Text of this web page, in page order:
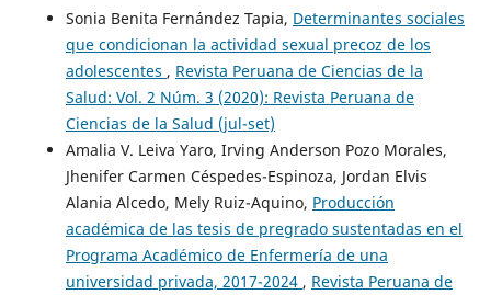
Sonia Benita Fernández Tapia, Determinantes sociales
que condicionan la actividad sexual precoz de los
adolescentes , Revista Peruana de Ciencias de la
Salud: Vol. 2 Núm. 3 (2020): Revista Peruana de
Ciencias de la Salud (jul-set)
Amalia V. Leiva Yaro, Irving Anderson Pozo Morales,
Jhenifer Carmen Céspedes-Espinoza, Jordan Elvis
Alania Alcedo, Mely Ruiz-Aquino, Producción
académica de las tesis de pregrado sustentadas en el
Programa Académico de Enfermería de una
universidad privada, 2017-2024 , Revista Peruana de